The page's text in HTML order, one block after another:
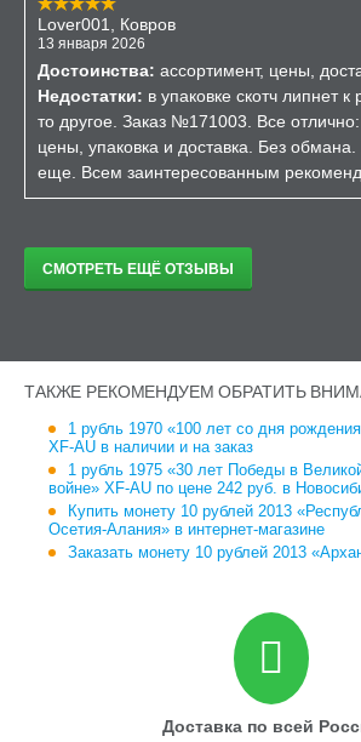
Lover001, Ковров
13 января 2026
Достоинства: ассортимент, цены,
Недостатки: в упаковке скотч липнет
то другое. Заказ №171003. Все отлично:
цены, упаковка и доставка. Без обмана.
еще. Всем заинтересованным
СМОТРЕТЬ ЕЩЁ ОТЗЫВЫ
ТАКЖЕ РЕКОМЕНДУЕМ ОБРАТИТЬ
1 рубль 1970 «100 лет со дня
XF-AU в наличии и на заказ
1 рубль 1975 «30 лет Победы в
войне» XF-AU по цене 242 руб. в
Купить монету 10 рублей 2013
Осетия-Алания» в интернет-магазине
Заказать монету 10 рублей 2013
Доставка по всей